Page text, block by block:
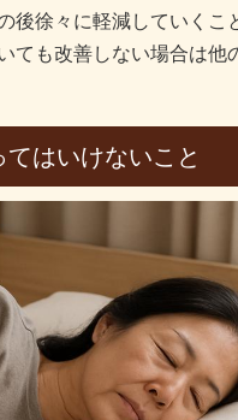
後徐々に軽減していくこ
ても改善しない場合は他
はいけないこと